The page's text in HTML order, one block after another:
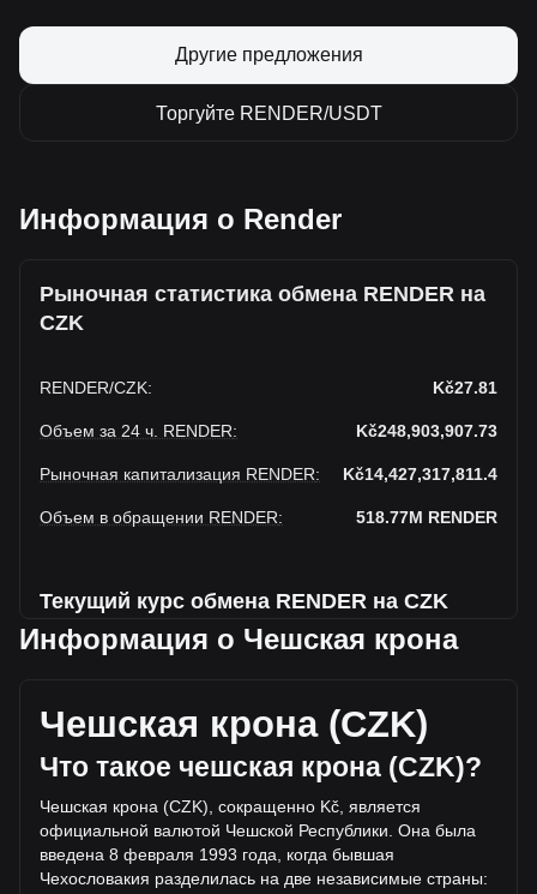
Другие предложения
Торгуйте RENDER/USDT
Информация о Render
Рыночная статистика обмена RENDER на
CZK
RENDER/CZK: Kč27.81
Объем за 24 ч. RENDER: Kč248,903,907.73
Рыночная капитализация RENDER: Kč14,427,317,811.4
Объем в обращении RENDER: 518.77M RENDER
Текущий курс обмена RENDER на CZK
На этой неделе наблюдается падение Render к Чешская
Текущая рыночная цена Render составляет Kč27.81 за
RENDER, а общая рыночная капитализация составляет
518,772,100RENDER на основе оборотного предложения
Render Kč14,427,317,811.4 CZK. Объем торгов упал на
Render% (Kč-30,246,192.51 CZK) за последние 24 часа, а
объем торгов -10.84 составил Kč279,150,100.24 было
продано за тот же период.
Информация о Чешская крона
Чешская крона (CZK)
Что такое чешская крона (CZK)?
Чешская крона (CZK), сокращенно Kč, является
официальной валютой Чешской Республики. Она была
введена 8 февраля 1993 года, когда бывшая
Чехословакия разделилась на две независимые страны: